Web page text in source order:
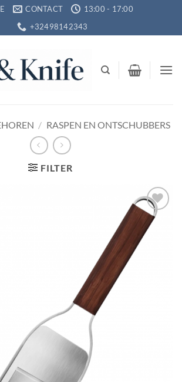
CONTACT
13:00 - 17:00
+32498142343
/ RASPEN EN ONTSCHUBBERS
FILTER
Toevoegen
aan
verlanglijst